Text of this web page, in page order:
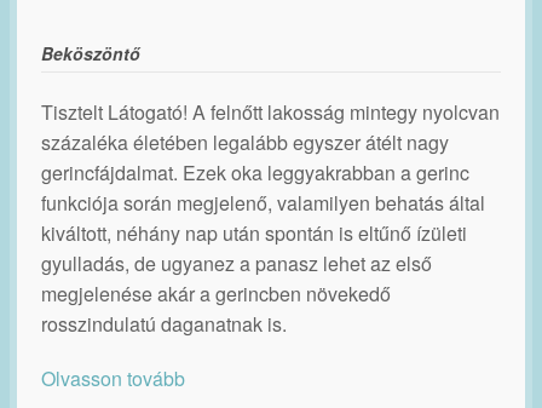
Beköszöntő
Tisztelt Látogató! A felnőtt lakosság mintegy nyolcvan
százaléka életében legalább egyszer átélt nagy
gerincfájdalmat. Ezek oka leggyakrabban a gerinc
funkciója során megjelenő, valamilyen behatás által
kiváltott, néhány nap után spontán is eltűnő ízületi
gyulladás, de ugyanez a panasz lehet az első
megjelenése akár a gerincben növekedő
rosszindulatú daganatnak is.
Olvasson tovább